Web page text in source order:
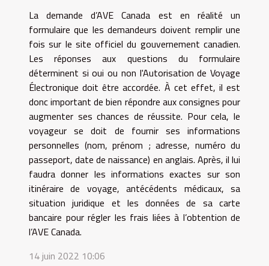
La demande d’AVE Canada est en réalité un
formulaire que les demandeurs doivent remplir une
fois sur le site officiel du gouvernement canadien.
Les réponses aux questions du formulaire
déterminent si oui ou non l'Autorisation de Voyage
Électronique doit être accordée. À cet effet, il est
donc important de bien répondre aux consignes pour
augmenter ses chances de réussite. Pour cela, le
voyageur se doit de fournir ses informations
personnelles (nom, prénom ; adresse, numéro du
passeport, date de naissance) en anglais. Après, il lui
faudra donner les informations exactes sur son
itinéraire de voyage, antécédents médicaux, sa
situation juridique et les données de sa carte
bancaire pour régler les frais liées à l’obtention de
l’AVE Canada.
14 juin 2022 10:06